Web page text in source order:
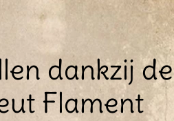
dankzij de
Flament